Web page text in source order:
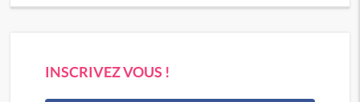
INSCRIVEZ VOUS !